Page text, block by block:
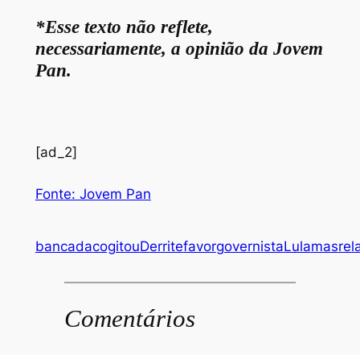
*Esse texto não reflete,
necessariamente, a opinião da Jovem
Pan.
[ad_2]
Fonte: Jovem Pan
bancadacogitouDerritefavorgovernistaLulamas
Comentários